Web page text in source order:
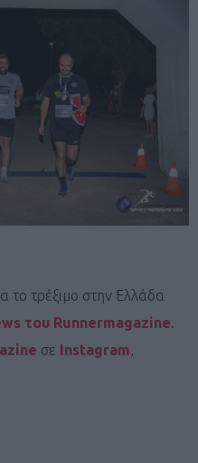
το τρέξιμο στην Ελλάδα
του Runnermagazine.
σε Instagram,